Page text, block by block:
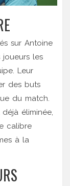
sur Antoine
joueurs les
Leur
des buts
du match.
éliminée,
calibre
à la